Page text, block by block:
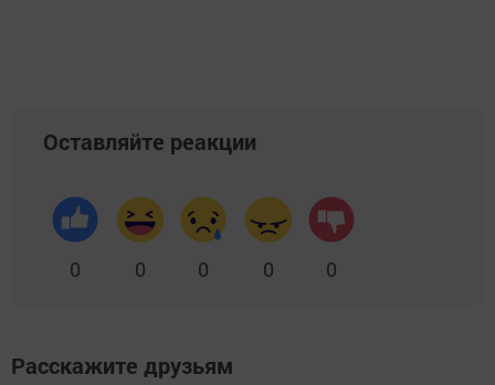
Оставляйте реакции
0 0 0 0 0
Расскажите друзьям